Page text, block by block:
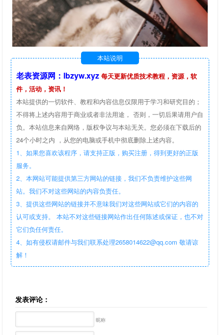
本站说明
老表资源网：lbzyw.xyz 每天更新优质技术教程，资源，软
件，活动，资讯！
本站提供的一切软件、教程和内容信息仅限用于学习和研究目的；
不得将上述内容用于商业或者非法用途， 否则，一切后果请用户自
负。本站信息来自网络，版权争议与本站无关。您必须在下载后的
24个小时之内 ，从您的电脑或手机中彻底删除上述内容。
1、如果您喜欢该程序，请支持正版，购买注册，得到更好的正版
服务。
2、本网站可能提供第三方网站的链接，我们不负责维护这些网
站。我们不对这些网站的内容负责任。
3、提供这些网站的链接并不意味我们对这些网站或它们的内容的
认可或支持。 本站不对这些链接网站作出任何陈述或保证，也不对
它们负任何责任。
4、如有侵权请邮件与我们联系处理2658014622@qq.com 敬请谅
解！
发表评论：
昵称